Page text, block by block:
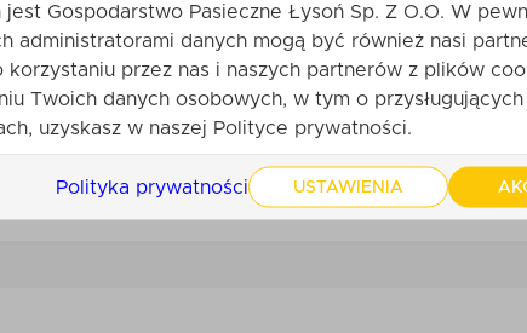
pełne w proszku, emulgator: lecytyny (SOJA),
(skrobia ziemniaczana, olej roślinny, woda), barwniki:
i skupienie uwagi u dzieci. Może zawierać:
głównego składnika: Belgia.
Gospodarstwo Pasieczne Łysoń Sp. Z O.O. W
administratorami danych mogą być również nasi
korzystaniu przez nas i naszych partnerów z plików
Twoich danych osobowych, w tym o przysługujących
uzyskasz w naszej Polityce prywatności.
Polityka prywatności USTAWIENIA